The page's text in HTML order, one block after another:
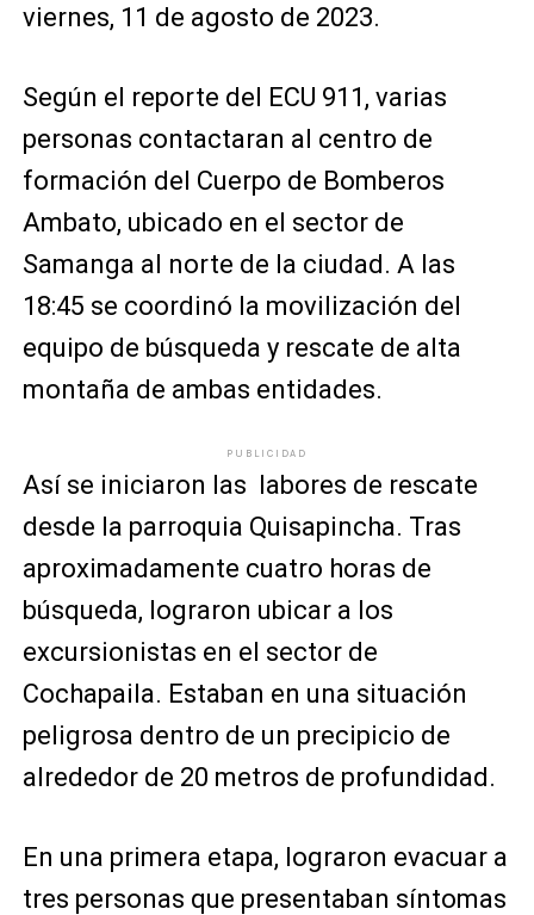
viernes, 11 de agosto de 2023.
Según el reporte del ECU 911, varias
personas contactaran al centro de
formación del Cuerpo de Bomberos
Ambato, ubicado en el sector de
Samanga al norte de la ciudad. A las
18:45 se coordinó la movilización del
equipo de búsqueda y rescate de alta
montaña de ambas entidades.
PUBLICIDAD
Así se iniciaron las labores de rescate
desde la parroquia Quisapincha. Tras
aproximadamente cuatro horas de
búsqueda, lograron ubicar a los
excursionistas en el sector de
Cochapaila. Estaban en una situación
peligrosa dentro de un precipicio de
alrededor de 20 metros de profundidad.
En una primera etapa, lograron evacuar a
tres personas que presentaban síntomas